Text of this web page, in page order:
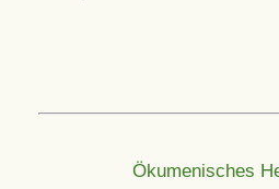
Ökumenisches